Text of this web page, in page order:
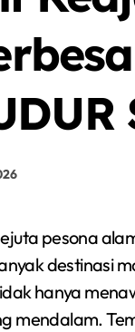
destinasi
hanya
mendalam.